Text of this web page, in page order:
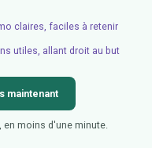
claires, faciles à retenir
utiles, allant droit au but
maintenant
en moins d'une minute.